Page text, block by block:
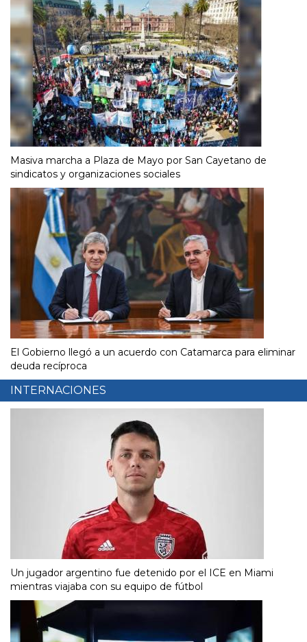
Masiva marcha a Plaza de Mayo por San Cayetano de
sindicatos y organizaciones sociales
El Gobierno llegó a un acuerdo con Catamarca para eliminar
deuda recíproca
INTERNACIONES
Un jugador argentino fue detenido por el ICE en Miami
mientras viajaba con su equipo de fútbol